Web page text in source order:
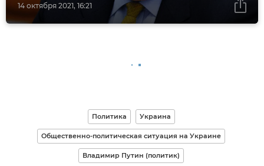
14 октября 2021, 16:21
Политика Украина
Общественно-политическая ситуация на Украине
Владимир Путин (политик)